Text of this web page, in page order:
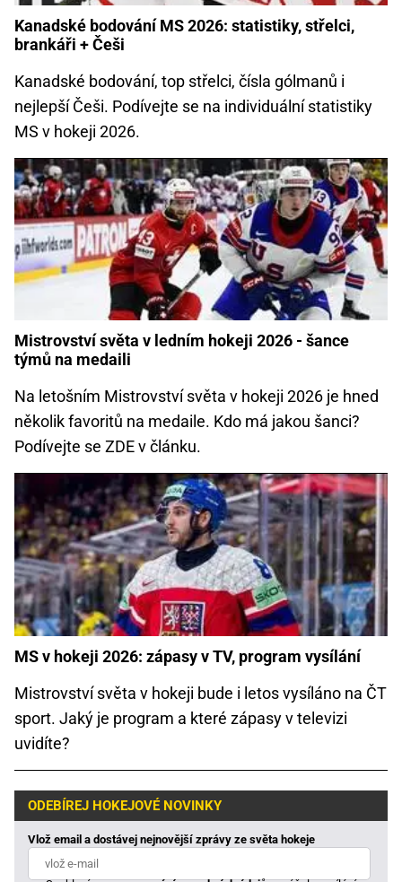
Kanadské bodování MS 2026: statistiky, střelci,
brankáři + Češi
Kanadské bodování, top střelci, čísla gólmanů i
nejlepší Češi. Podívejte se na individuální statistiky
MS v hokeji 2026.
Mistrovství světa v ledním hokeji 2026 - šance
týmů na medaili
Na letošním Mistrovství světa v hokeji 2026 je hned
několik favoritů na medaile. Kdo má jakou šanci?
Podívejte se ZDE v článku.
MS v hokeji 2026: zápasy v TV, program vysílání
Mistrovství světa v hokeji bude i letos vysíláno na ČT
sport. Jaký je program a které zápasy v televizi
uvidíte?
ODEBÍREJ HOKEJOVÉ NOVINKY
Vlož email a dostávej nejnovější zprávy ze světa hokeje